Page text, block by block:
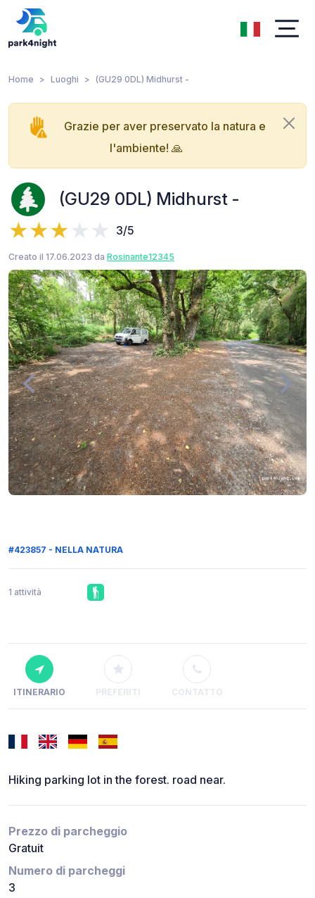
Home Luoghi (GU29 0DL) Midhurst -
Grazie per aver preservato la natura e
l'ambiente! 🙏
(GU29 0DL) Midhurst -
3/5
Creato il 17.06.2023 da Rosinante12345
#423857 - NELLA NATURA
1 attività
ITINERARIO PREFERITI CONTATTO
Hiking parking lot in the forest. road near.
Prezzo di parcheggio
Gratuit
Numero di parcheggi
3